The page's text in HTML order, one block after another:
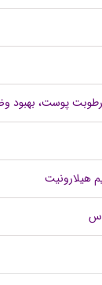
پوست، بهبود
هیلارونیت